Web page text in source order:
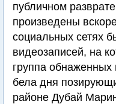
публичном
произведены
социальных сетях
видеозаписей, на
группа
бела дня
районе Дубай